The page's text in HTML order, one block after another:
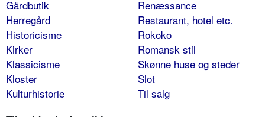
Gårdbutik
Herregård
Historicisme
Kirker
Klassicisme
Kloster
Kulturhistorie
Renæssance
Restaurant, hotel etc.
Rokoko
Romansk stil
Skønne huse og steder
Slot
Til salg